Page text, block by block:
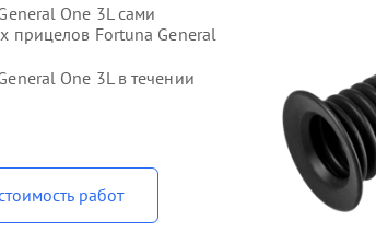
One 3L сами
прицелов Fortuna General
One 3L в течении
работ